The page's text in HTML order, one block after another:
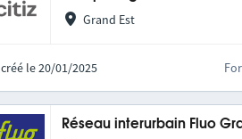
Grand Est
créé le 20/01/2025
Réseau interurbain Fluo